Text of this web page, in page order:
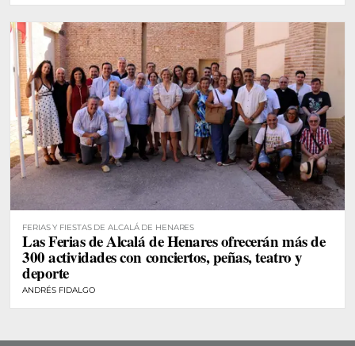
FERIAS Y FIESTAS DE ALCALÁ DE HENARES
Las Ferias de Alcalá de Henares ofrecerán más de
300 actividades con conciertos, peñas, teatro y
deporte
ANDRÉS FIDALGO